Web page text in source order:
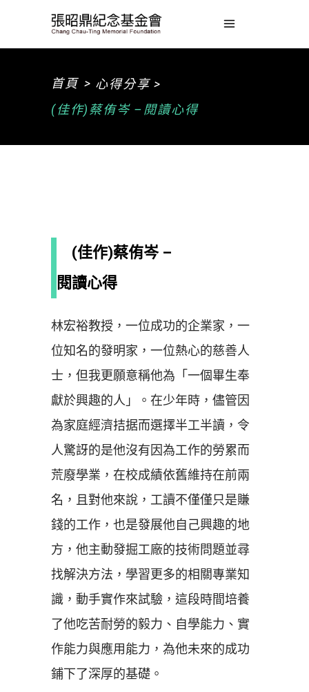
首頁 > 心得分享 >
(佳作)蔡侑岑 –閱讀心得
(佳作)蔡侑岑 –
閱讀心得
林宏裕教授，一位成功的企業家，一
位知名的發明家，一位熱心的慈善人
士，但我更願意稱他為 「 一個畢生奉
獻於興趣的人 」。 在少年時，儘管因
為家庭經濟拮据而選擇半工半讀，令
人驚訝的是他沒有因為工作的勞累而
荒廢學業，在校成績依舊維持在前兩
名，且對他來說，工讀不僅僅只是賺
錢的工作，也是發展他自己興趣的地
方，他主動發掘工廠的技術問題並尋
找解決方法，學習更多的相關專業知
識，動手實作來試驗，這段時間培養
了他吃苦耐勞的毅力、自學能力、實
作能力與應用能力，為他未來的成功
鋪下了深厚的基礎。